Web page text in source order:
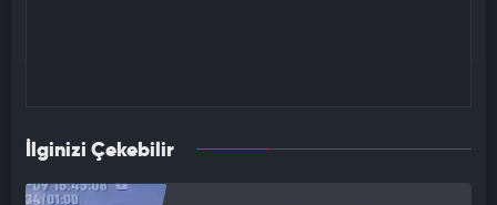
İlginizi Çekebilir